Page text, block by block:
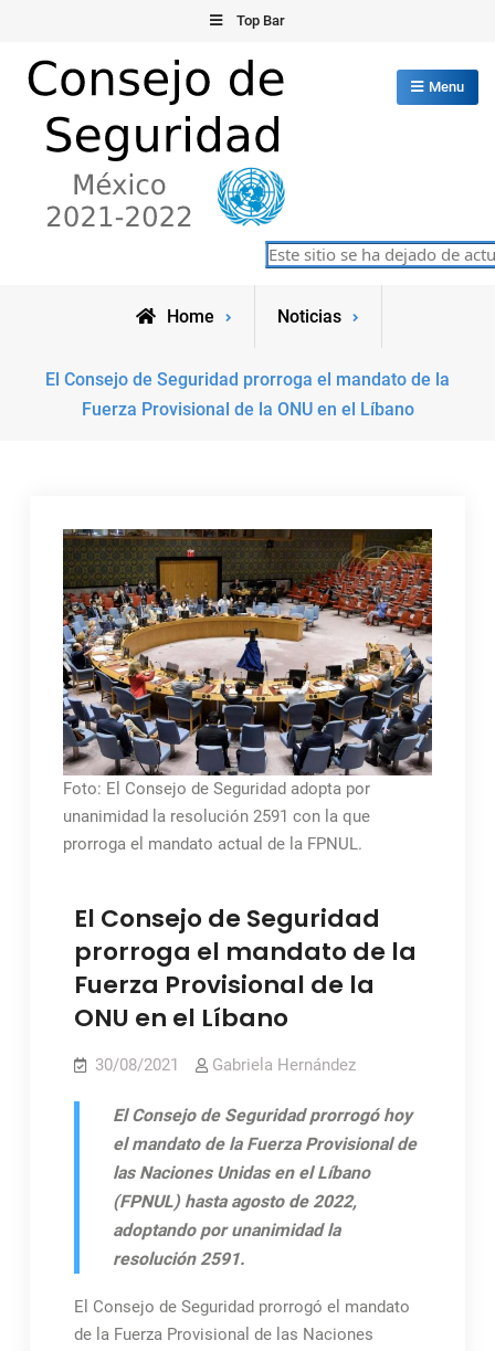
content
Top Bar
Consejo de Seguridad de las
Naciones Unidas
Menu
Este sitio se ha dejado de
Home Noticias
El Consejo de Seguridad prorroga el mandato de la
Fuerza Provisional de la ONU en el Líbano
Foto: El Consejo de Seguridad adopta por
unanimidad la resolución 2591 con la que
prorroga el mandato actual de la FPNUL.
El Consejo de Seguridad
prorroga el mandato de la
Fuerza Provisional de la
ONU en el Líbano
30/08/2021 Gabriela Hernández
El Consejo de Seguridad prorrogó hoy
el mandato de la Fuerza Provisional de
las Naciones Unidas en el Líbano
(FPNUL) hasta agosto de 2022,
adoptando por unanimidad la
resolución 2591.
El Consejo de Seguridad prorrogó el mandato
de la Fuerza Provisional de las Naciones